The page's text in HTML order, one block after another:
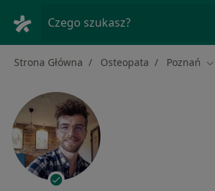
Czego szukasz?
Strona Główna Osteopata Poznań